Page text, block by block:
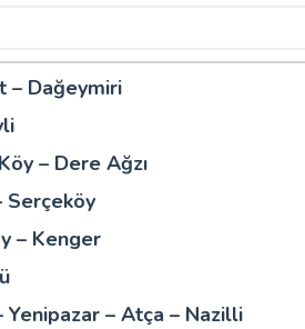
– Dağeymiri
– Dere Ağzı
Serçeköy
– Kenger
Yenipazar – Atça – Nazilli